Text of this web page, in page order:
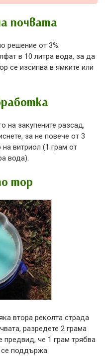
почвата
решение от 3%.
в 10 литра вода, за да
се изсипва в ямките или
на закупените разсад,
за не повече от 3
на витриол (1 грам от
вода).
тор
втора реколта страда
разредете 2 грама
предвид, че 1 грам трябва
се поддържа